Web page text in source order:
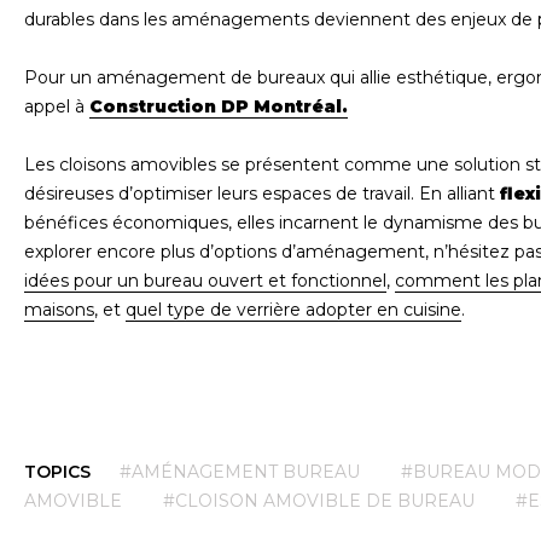
durables dans les aménagements deviennent des enjeux de
Pour un aménagement de bureaux qui allie esthétique,
appel à Construction DP Montréal.
Les cloisons amovibles se présentent comme une solution
désireuses d’optimiser leurs espaces de travail. En alliant
bénéfices économiques, elles incarnent le dynamisme des
explorer encore plus d’options d’aménagement, n’hésitez
idées pour un bureau ouvert et fonctionnel, comment les
maisons, et quel type de verrière adopter en cuisine.
TOPICS #AMÉNAGEMENT BUREAU
#BUREAU
AMOVIBLE
#CLOISON AMOVIBLE DE BUREAU